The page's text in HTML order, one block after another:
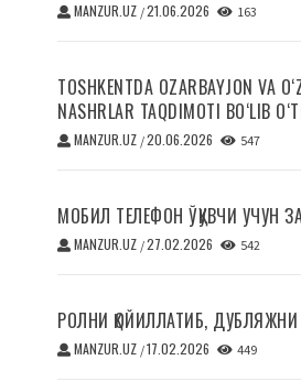
MANZUR.UZ /21.06.2026 163
TOSHKENTDA OZARBAYJON VA
NASHRLAR TAQDIMOTI BO‘LIB
MANZUR.UZ /20.06.2026 547
МОБИЛ ТЕЛЕФОН ЎҚУВЧИ УЧУН
MANZUR.UZ /27.02.2026 542
РОЛНИ ҚОЙИЛЛАТИБ,
MANZUR.UZ /17.02.2026 449